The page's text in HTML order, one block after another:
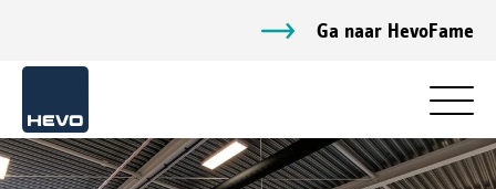
Ga naar HevoFame